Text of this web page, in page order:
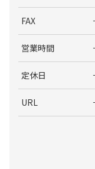
FAX
営業時間
定休日
URL